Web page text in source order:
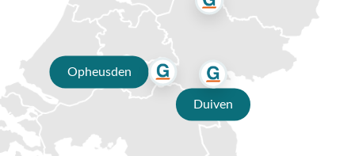
Ook kun je werken met verschillende texturen, bijvoorbeeld door een
combinatie van gladde en ruwe materialen. Daarnaast is het leuk om
verschillende soorten kussens te combineren, zoals grote
loungekussensmet kleine sierkussens. Tot slot kun je ervoor zorgen
dat de kussens qua stijl goed passen bij de rest van je buitenmeubels,
bijvoorbeeld door te kiezen voor dezelfde materiaalsoort of een
vergelijkbare designstijl. Met deze tips creëer je gegarandeerd een
gezellige sfeer in je tuin!
Opheusden
Duiven